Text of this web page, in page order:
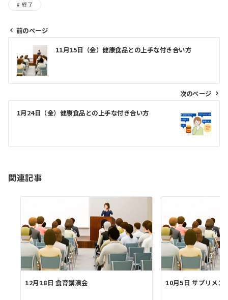
終了
稿
ナ
ビ
ゲ
ー
ョ
前のページ
11月15日（金）健康食品との上手な付き合い方
次のページ
1月24日（金）健康食品との上手な付き合い方
関連記事
12月18日 食育講演会 10月5日 サプリメン